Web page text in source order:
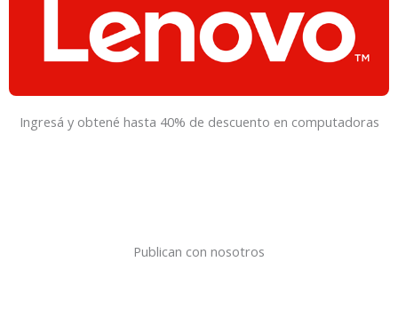
Ingresá y obtené hasta 40% de descuento en computadoras
Publican con nosotros